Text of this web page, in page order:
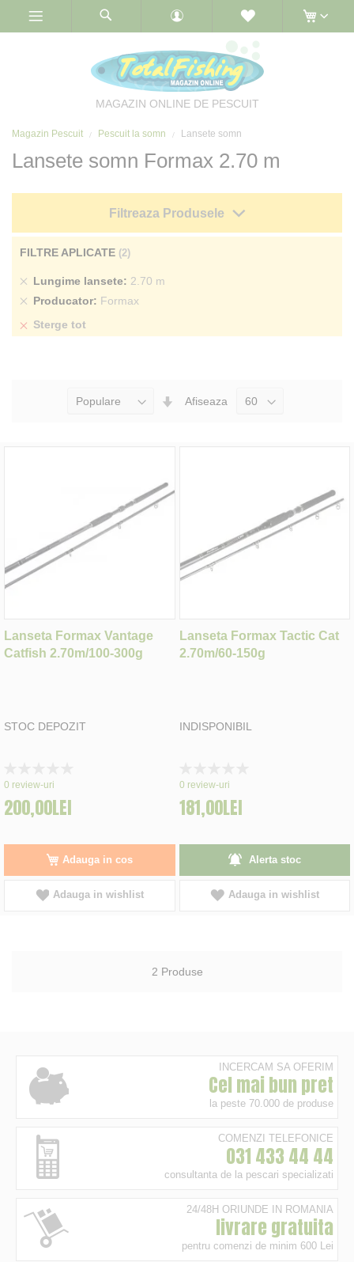
MAGAZIN ONLINE DE PESCUIT
Magazin Pescuit Pescuit la somn Lansete somn
Lansete somn Formax 2.70 m
Seteaza
Afiseaza
Lanseta Formax Vantage
Catfish 2.70m/100-300g
STOC DEPOZIT
0%
0 review-uri
200,00LEI
Adauga in cos
Adauga in wishlist
Lanseta Formax Tactic Cat
2.70m/60-150g
INDISPONIBIL
0%
0 review-uri
181,00LEI
Alerta stoc
Adauga in wishlist
2 Produse
Filtreaza Produsele
FILTRE APLICATE
Lungime lansete 2.70 m
Sterge
produs
Producator Formax
Sterge
Sterge tot
INCERCAM SA OFERIM
Cel mai bun pret
la peste 70.000 de produse
COMENZI TELEFONICE
031 433 44 44
consultanta de la pescari specializati
24/48H ORIUNDE IN ROMANIA
livrare gratuita
pentru comenzi de minim 600 Lei